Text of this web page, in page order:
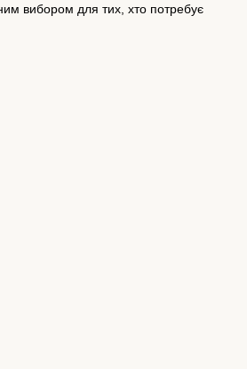
вибором для тих, хто потребує